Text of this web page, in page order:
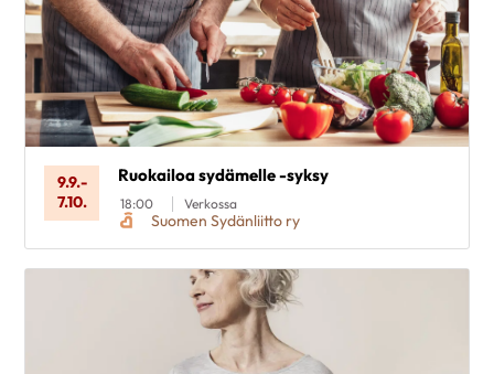
9.9.-
7.10.
Ruokailoa sydämelle -syksy
18:00 Verkossa
Suomen Sydänliitto ry